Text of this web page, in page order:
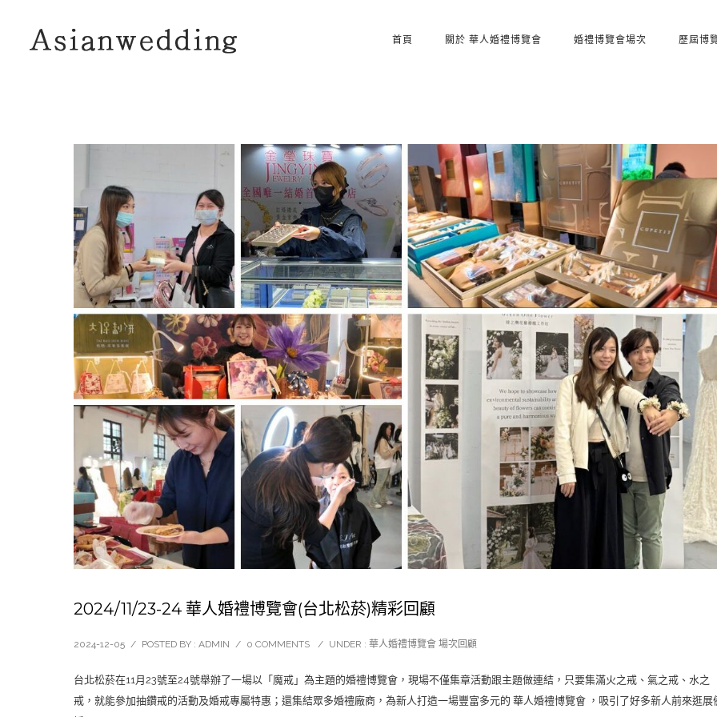
首頁 關於 華人婚禮博覽會 婚禮博覽會場次 歷屆博
2024/11/23-24 華人婚禮博覽會(台北松菸)精彩回顧
2024-12-05 / POSTED BY : ADMIN / 0 COMMENTS / UNDER : 華人婚禮博覽會 場次回顧
台北松菸在11月23號至24號舉辦了一場以「魔戒」為主題的婚禮博覽會，現場不僅集章活動跟主題做連結，只要集滿火之戒、氣之戒、水之
戒，就能參加抽鑽戒的活動及婚戒專屬特惠；還集結眾多婚禮廠商，為新人打造一場豐富多元的 華人婚禮博覽會 ，吸引了好多新人前來逛展